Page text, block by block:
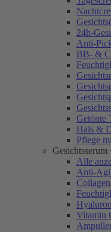
24h-
Anti-
BB- &
Getönte
Hals &
Pflege
Gesichtsserum
Alle
Anti-
Vitamin